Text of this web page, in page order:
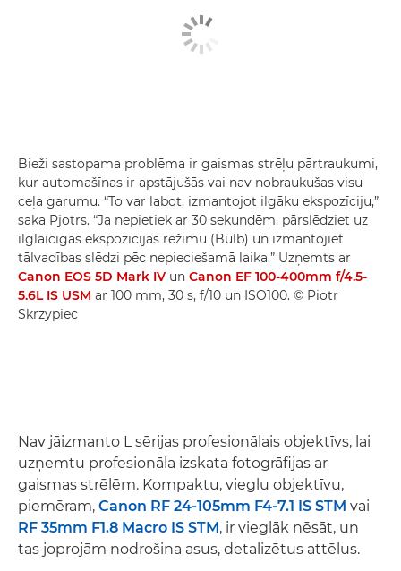
Bieži sastopama problēma ir gaismas strēļu pārtraukumi,
kur automašīnas ir apstājušās vai nav nobraukušas visu
ceļa garumu. “To var labot, izmantojot ilgāku ekspozīciju,”
saka Pjotrs. “Ja nepietiek ar 30 sekundēm, pārslēdziet uz
ilglaicīgās ekspozīcijas režīmu (Bulb) un izmantojiet
tālvadības slēdzi pēc nepieciešamā laika.” Uzņemts ar
Canon EOS 5D Mark IV un Canon EF 100-400mm f/4.5-
5.6L IS USM ar 100 mm, 30 s, f/10 un ISO100. © Piotr
Skrzypiec
Nav jāizmanto L sērijas profesionālais objektīvs, lai
uzņemtu profesionāla izskata fotogrāfijas ar
gaismas strēlēm. Kompaktu, vieglu objektīvu,
piemēram, Canon RF 24-105mm F4-7.1 IS STM vai
RF 35mm F1.8 Macro IS STM, ir vieglāk nēsāt, un
tas joprojām nodrošina asus, detalizētus attēlus.